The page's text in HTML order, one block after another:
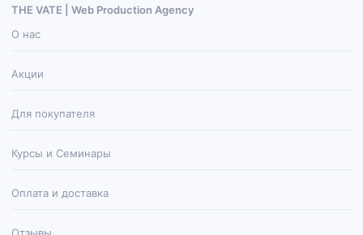
THE VATE | Web Production Agenсy
О нас
Акции
Для покупателя
Курсы и Семинары
Оплата и доставка